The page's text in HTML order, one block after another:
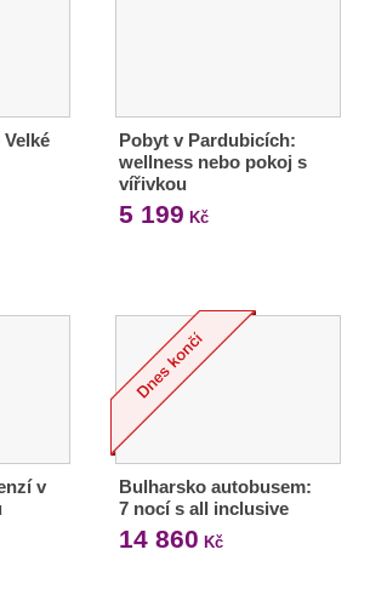
Pobyt v Pardubicích:
wellness nebo pokoj s
vířivkou
5 199 Kč
v
Bulharsko autobusem:
7 nocí s all inclusive
14 860 Kč